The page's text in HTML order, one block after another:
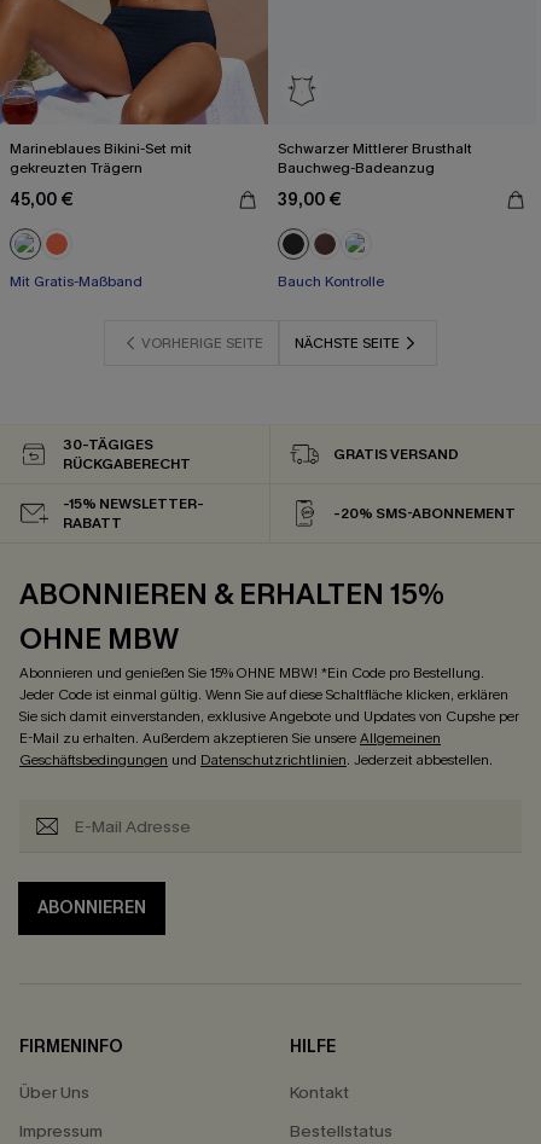
Marineblaues Bikini-Set mit
gekreuzten Trägern
45,00 €
Mit Gratis-Maßband
Schwarzer Mittlerer Brusthalt
Bauchweg-Badeanzug
39,00 €
Bauch Kontrolle
VORHERIGE SEITE NÄCHSTE SEITE
30-TÄGIGES
RÜCKGABERECHT
GRATIS VERSAND
-15% NEWSLETTER-
RABATT
-20% SMS-ABONNEMENT
ABONNIEREN & ERHALTEN 15%
OHNE MBW
Abonnieren und genießen Sie 15% OHNE MBW! *Ein Code pro Bestellung.
Jeder Code ist einmal gültig. Wenn Sie auf diese Schaltfläche klicken, erklären
Sie sich damit einverstanden, exklusive Angebote und Updates von Cupshe per
E-Mail zu erhalten. Außerdem akzeptieren Sie unsereAllgemeinen
Geschäftsbedingungen und Datenschutzrichtlinien. Jederzeit abbestellen.
ABONNIEREN
FIRMENINFO
Über Uns
Impressum
HILFE
Kontakt
Bestellstatus